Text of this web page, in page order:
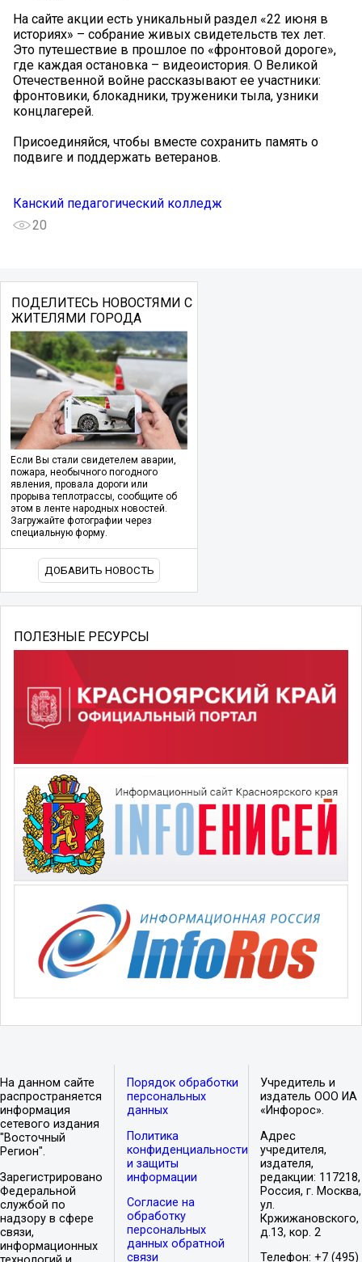
На сайте акции есть уникальный раздел «22 июня в
историях» – собрание живых свидетельств тех лет.
Это путешествие в прошлое по «фронтовой дороге»,
где каждая остановка – видеоистория. О Великой
Отечественной войне рассказывают ее участники:
фронтовики, блокадники, труженики тыла, узники
концлагерей.
Присоединяйся, чтобы вместе сохранить память о
подвиге и поддержать ветеранов.
Канский педагогический колледж
20
ПОДЕЛИТЕСЬ НОВОСТЯМИ С
ЖИТЕЛЯМИ ГОРОДА
Если Вы стали свидетелем аварии,
пожара, необычного погодного
явления, провала дороги или
прорыва теплотрассы, сообщите об
этом в ленте народных новостей.
Загружайте фотографии через
специальную форму.
ДОБАВИТЬ НОВОСТЬ
ПОЛЕЗНЫЕ РЕСУРСЫ
На данном сайте
распространяется
информация
сетевого издания
"Восточный
Регион".
Зарегистрировано
Федеральной
службой по
надзору в сфере
связи,
информационных
Порядок обработки
персональных
данных
Политика
конфиденциальности
и защиты
информации
Согласие на
обработку
персональных
данных обратной
связи
Учредитель и
издатель ООО ИА
«Инфорос».
Адрес
учредителя,
издателя,
редакции: 117218,
Россия, г. Москва,
ул.
Кржижановского,
д.13, кор. 2
Телефон: +7 (495)